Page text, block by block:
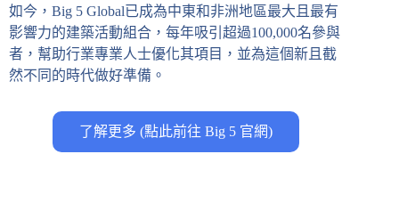
如今，Big 5 Global已成為中東和非洲地區最大且最有
影響力的建築活動組合，每年吸引超過100,000名參與
者，幫助行業專業人士優化其項目，並為這個新且截
然不同的時代做好準備。
了解更多 (點此前往 Big 5 官網)